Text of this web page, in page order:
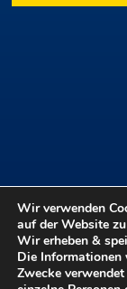
Tage der
Wir verwenden
auf der Website
Wir erheben &
Die
Zwecke